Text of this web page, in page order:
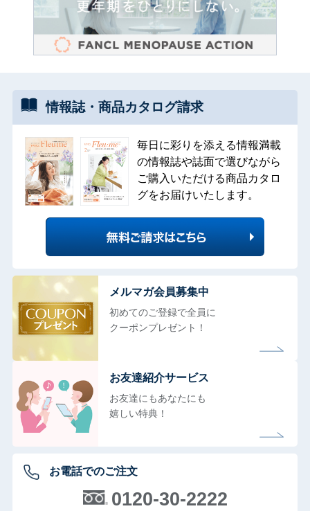
情報誌・ 商品カタログ請求
毎日に彩りを添える情報満載
の情報誌や誌面で選びながら
ご購入いただける商品カタロ
グをお届けいたします。
メルマガ会員募集中
初めてのご登録で全員に
クーポンプレゼント！
お友達紹介サービス
お友達にもあなたにも
嬉しい特典！
お電話でのご注文
0120-30-2222